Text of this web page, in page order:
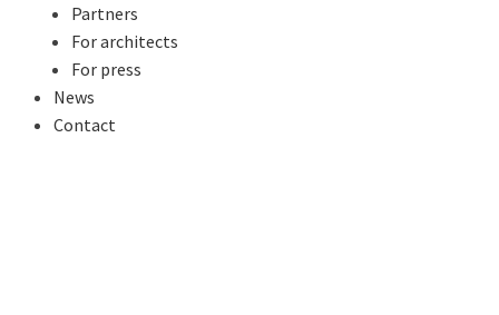
Partners
For architects
For press
News
Contact